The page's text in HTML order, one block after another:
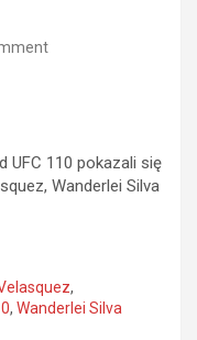
UFC 110 pokazali się
Wanderlei Silva
,
, Wanderlei Silva